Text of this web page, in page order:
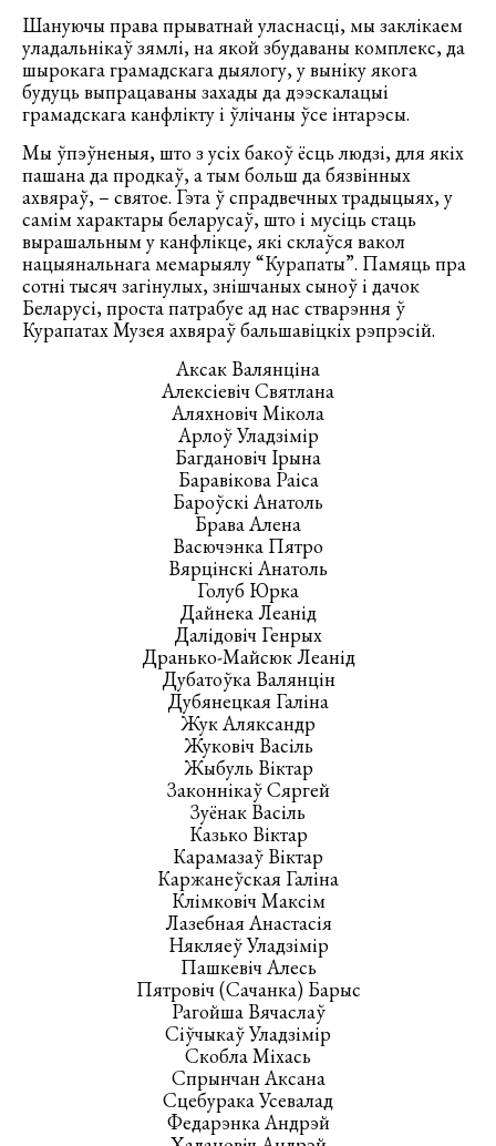
Шануючы права прыватнай уласнасці, мы заклікаем
уладальнікаў зямлі, на якой збудаваны комплекс, да
шырокага грамадскага дыялогу, у выніку якога
будуць выпрацаваны захады да дээскалацыі
грамадскага канфлікту і ўлічаны ўсе інтарэсы.
Мы ўпэўненыя, што з усіх бакоў ёсць людзі, для якіх
пашана да продкаў, а тым больш да бязвінных
ахвяраў, – святое. Гэта ў спрадвечных традыцыях, у
самім характары беларусаў, што і мусіць стаць
вырашальным у канфлікце, які склаўся вакол
нацыянальнага мемарыялу “Курапаты”. Памяць пра
сотні тысяч загінулых, знішчаных сыноў і дачок
Беларусі, проста патрабуе ад нас стварэння ў
Курапатах Музея ахвяраў бальшавіцкіх рэпрэсій.
Аксак Валянціна
Алексіевіч Святлана
Аляхновіч Мікола
Арлоў Уладзімір
Багдановіч Ірына
Баравікова Раіса
Бароўскі Анатоль
Брава Алена
Васючэнка Пятро
Вярцінскі Анатоль
Голуб Юрка
Дайнека Леанід
Далідовіч Генрых
Дранько-Майсюк Леанід
Дубатоўка Валянцін
Дубянецкая Галіна
Жук Аляксандр
Жуковіч Васіль
Жыбуль Віктар
Законнікаў Сяргей
Зуёнак Васіль
Казько Віктар
Карамазаў Віктар
Каржанеўская Галіна
Клімковіч Максім
Лазебная Анастасія
Някляеў Уладзімір
Пашкевіч Алесь
Пятровіч (Сачанка) Барыс
Рагойша Вячаслаў
Сіўчыкаў Уладзімір
Скобла Міхась
Спрынчан Аксана
Сцебурака Усевалад
Федарэнка Андрэй